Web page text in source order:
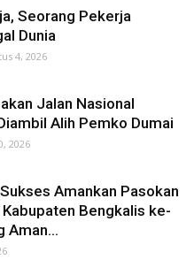
Seorang Pekerja
Dunia
4, 2026
Jalan Nasional
Alih Pemko Dumai
2026
Amankan Pasokan
Bengkalis ke-
Aman...